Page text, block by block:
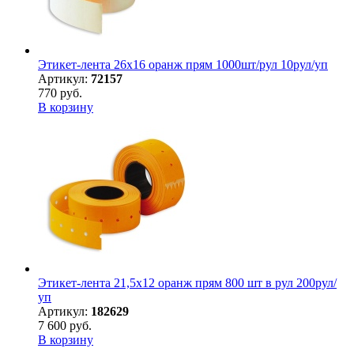
Этикет-лента 26х16 оранж прям 1000шт/рул 10рул/уп
Артикул: 72157
770 руб.
В корзину
Этикет-лента 21,5х12 оранж прям 800 шт в рул 200рул/
уп
Артикул: 182629
7 600 руб.
В корзину